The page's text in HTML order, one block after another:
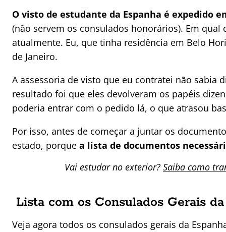
O visto de estudante da Espanha é expedido
(não servem os consulados honorários). Em
atualmente. Eu, que tinha residência em Belo
de Janeiro.
A assessoria de visto que eu contratei não sabia
resultado foi que eles devolveram os papéis
poderia entrar com o pedido lá, o que atrasou
Por isso, antes de começar a juntar os
estado, porque a lista de documentos
Vai estudar no exterior? Saiba como
Lista com os Consulados Gerais
Veja agora todos os consulados gerais da